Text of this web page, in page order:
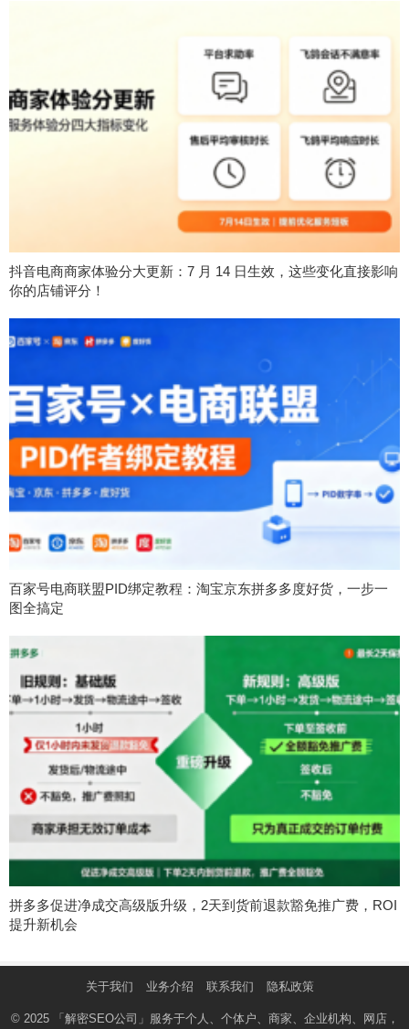
抖音电商商家体验分大更新：7 月 14 日生效，这些变化直接影响
你的店铺评分！
百家号电商联盟PID绑定教程：淘宝京东拼多多度好货，一步一
图全搞定
拼多多促进净成交高级版升级，2天到货前退款豁免推广费，ROI
提升新机会
关于我们 业务介绍 联系我们 隐私政策
© 2025 「解密SEO公司」 服务于个人、个体户、商家、企业机构、网店，